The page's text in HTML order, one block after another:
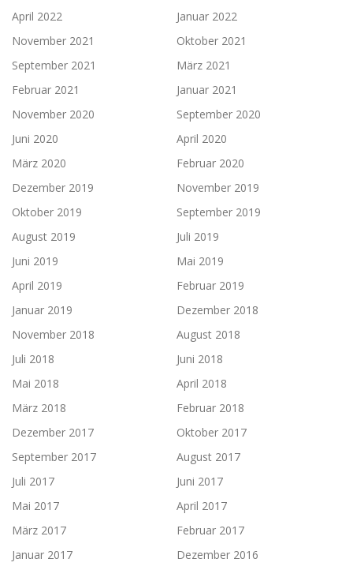
April 2022
Januar 2022
November 2021
Oktober 2021
September 2021
März 2021
Februar 2021
Januar 2021
November 2020
September 2020
Juni 2020
April 2020
März 2020
Februar 2020
Dezember 2019
November 2019
Oktober 2019
September 2019
August 2019
Juli 2019
Juni 2019
Mai 2019
April 2019
Februar 2019
Januar 2019
Dezember 2018
November 2018
August 2018
Juli 2018
Juni 2018
Mai 2018
April 2018
März 2018
Februar 2018
Dezember 2017
Oktober 2017
September 2017
August 2017
Juli 2017
Juni 2017
Mai 2017
April 2017
März 2017
Februar 2017
Januar 2017
Dezember 2016